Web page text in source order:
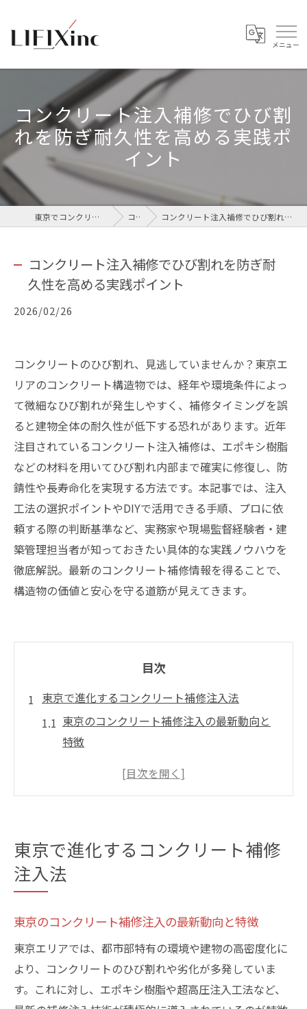
コンクリート注入補修でひび割
れを防ぎ耐久性を高める実践ポ
イント
東京でコンクリートなら株式会社LIFIX コラム コンクリート注入補修でひび割れを防ぎ耐久性を高める実践ポイント
コンクリート注入補修でひび割れを防ぎ耐
久性を高める実践ポイント
2026/02/26
コンクリートのひび割れ、見逃していませんか？東京エ
リアのコンクリート構造物では、経年や環境条件によっ
て微細なひび割れが発生しやすく、補修タイミングを誤
ると建物全体の耐久性が低下する恐れがあります。近年
注目されているコンクリート注入補修は、エポキシ樹脂
などの材料を用いてひび割れ内部まで確実に修復し、防
錆性や長寿命化を実現する方法です。本記事では、注入
工法の選択ポイントやDIYで活用できる手順、プロに依
頼する際の判断基準など、実務家や現場監督経験者・建
築管理担当者が知っておきたい具体的な実践ノウハウを
徹底解説。最新のコンクリート補修情報を得ることで、
構造物の価値と安心を守る道筋が見えてきます。
目次
東京で進化するコンクリート補修注入法
東京のコンクリート補修注入の最新動向と
特徴
注入工法が東京の耐久性向上に果たす役割
コンクリート補修の注入材とその効果解説
エポキシ樹脂注入が解決するひび割れ問題
ト補修術
ひび割れ補修で選ばれるエポキシ樹脂の特
長
コンクリートの深部修復に効く注入工法と
東京で進化するコンクリート補修
注入法
東京のコンクリート補修注入の最新動向と特徴
東京エリアでは、都市部特有の環境や建物の高密度化に
より、コンクリートのひび割れや劣化が多発していま
す。これに対し、エポキシ樹脂や超高圧注入工法など、